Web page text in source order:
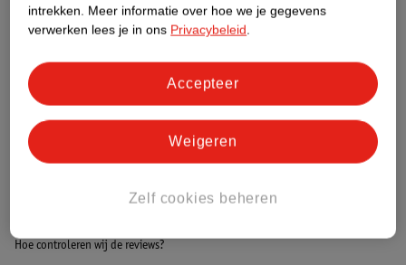
Bestel & Bezorginformatie
Bekijk ook
999 Games Alle Bordspellen
Hoe controleren wij de reviews?
intrekken. Meer informatie over hoe we je gegevens
verwerken lees je in ons Privacybeleid.
Zelf cookies beheren
Weigeren
Accepteer